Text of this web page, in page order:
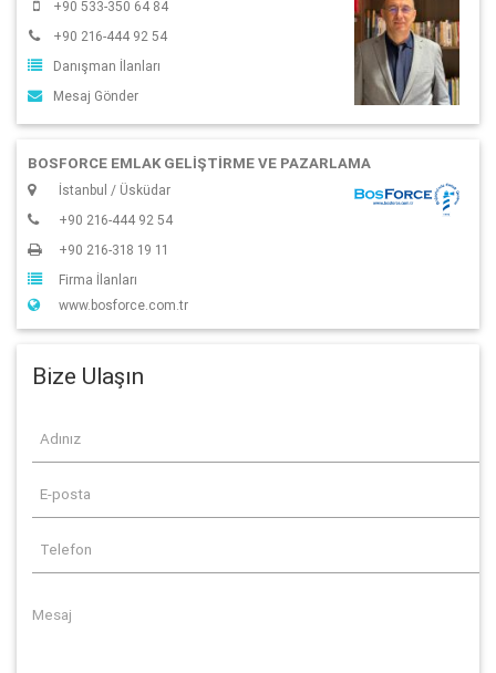
+90 533-350 64 84
+90 216-444 92 54
Danışman İlanları
Mesaj Gönder
BOSFORCE EMLAK GELIŞTIRME VE PAZARLAMA
İstanbul / Üsküdar
+90 216-444 92 54
+90 216-318 19 11
Firma İlanları
www.bosforce.com.tr
Bize Ulaşın